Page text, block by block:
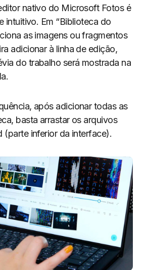
nativo do Microsoft Fotos é
intuitivo. Em “Biblioteca do
as imagens ou fragmentos
adicionar à linha de edição,
do trabalho será mostrada na
após adicionar todas as
basta arrastar os arquivos
(parte inferior da interface).